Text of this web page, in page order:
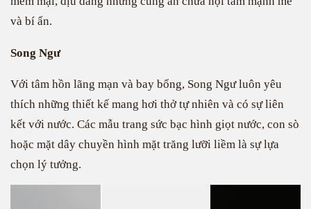
và bí ẩn.
Song Ngư
Với tâm hồn lãng mạn và bay bổng, Song Ngư luôn yêu
thích những thiết kế mang hơi thở tự nhiên và có sự liên
kết với nước. Các mẫu trang sức bạc hình giọt nước, con sò
hoặc mặt dây chuyền hình mặt trăng lưỡi liềm là sự lựa
chọn lý tưởng.